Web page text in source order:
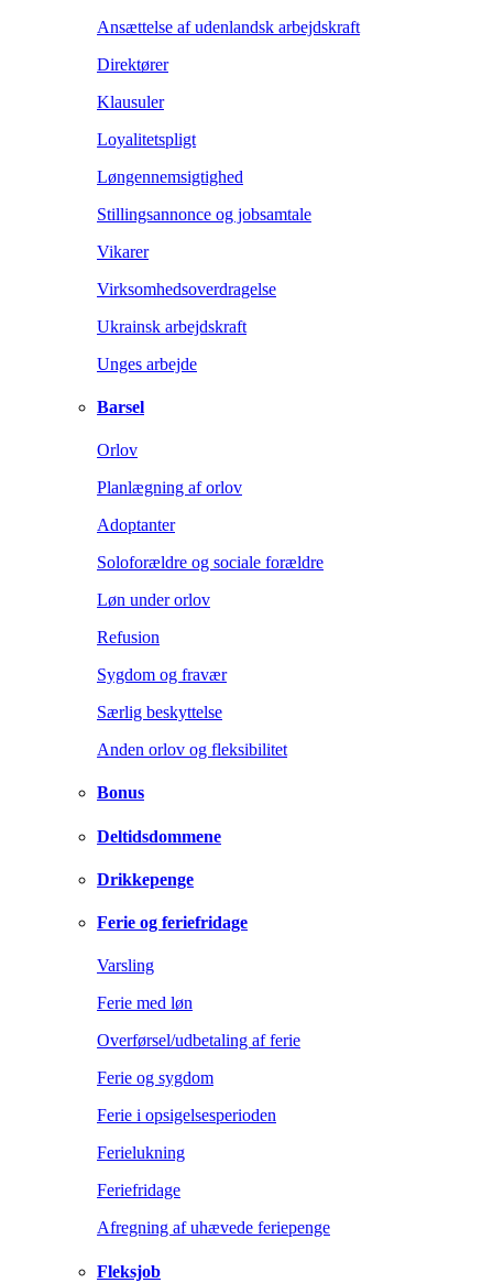
Ansættelse af udenlandsk arbejdskraft
Direktører
Klausuler
Loyalitetspligt
Løngennemsigtighed
Stillingsannonce og jobsamtale
Vikarer
Virksomhedsoverdragelse
Ukrainsk arbejdskraft
Unges arbejde
Barsel
Orlov
Planlægning af orlov
Adoptanter
Soloforældre og sociale forældre
Løn under orlov
Refusion
Sygdom og fravær
Særlig beskyttelse
Anden orlov og fleksibilitet
Bonus
Deltidsdommene
Drikkepenge
Ferie og feriefridage
Varsling
Ferie med løn
Overførsel/udbetaling af ferie
Ferie og sygdom
Ferie i opsigelsesperioden
Ferielukning
Feriefridage
Afregning af uhævede feriepenge
Fleksjob